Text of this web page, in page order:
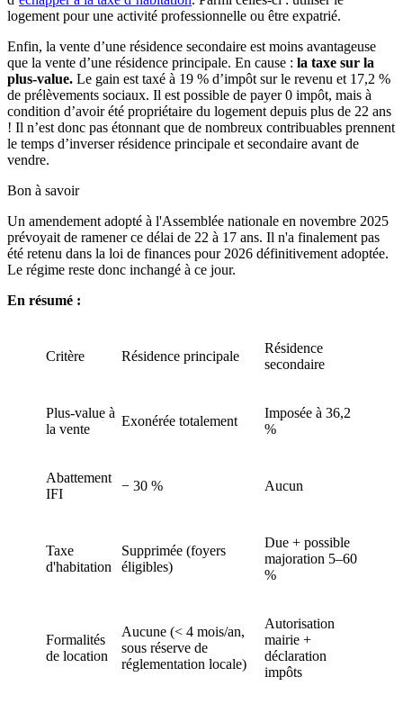
logement pour une activité professionnelle ou être expatrié.
Enfin, la vente d’une résidence secondaire est moins avantageuse
que la vente d’une résidence principale. En cause : la taxe sur la
plus-value. Le gain est taxé à 19 % d’impôt sur le revenu et 17,2 %
de prélèvements sociaux. Il est possible de payer 0 impôt, mais à
condition d’avoir été propriétaire du logement depuis plus de 22 ans
! Il n’est donc pas étonnant que de nombreux contribuables prennent
le temps d’inverser résidence principale et secondaire avant de
vendre.
Bon à savoir
Un amendement adopté à l'Assemblée nationale en novembre 2025
prévoyait de ramener ce délai de 22 à 17 ans. Il n'a finalement pas
été retenu dans la loi de finances pour 2026 définitivement adoptée.
Le régime reste donc inchangé à ce jour.
En résumé :
Critère Résidence principale
Résidence
secondaire
Plus-value à
la vente
Exonérée totalement
Imposée à 36,2
%
Abattement
IFI
− 30 % Aucun
Taxe
d'habitation
Supprimée (foyers
éligibles)
Due + possible
majoration 5–60
%
Formalités
de location
Aucune (< 4 mois/an,
sous réserve de
réglementation locale)
Autorisation
mairie +
déclaration
impôts